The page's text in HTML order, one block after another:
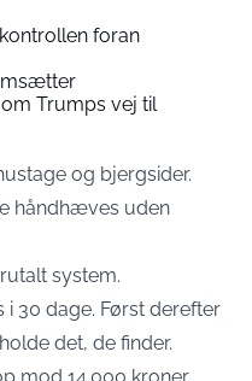
foran
Trumps vej til
og bjergsider.
håndhæves uden
system.
30 dage. Først derefter
det, de finder.